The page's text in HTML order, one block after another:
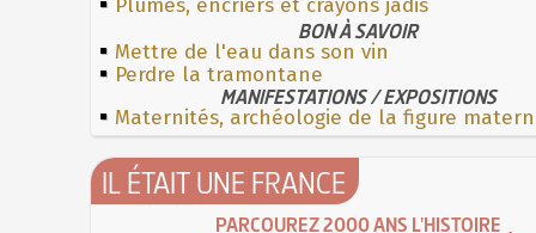
Plumes, encriers et crayons jadis
BON À SAVOIR
Mettre de l'eau dans son vin
Perdre la tramontane
MANIFESTATIONS / EXPOSITIONS
Maternités, archéologie de la figure
IL ÉTAIT UNE FRANCE
PARCOUREZ 2000 ANS L'HISTOIRE